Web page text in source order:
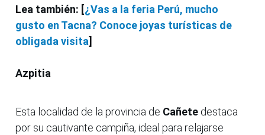
Lea también: [¿Vas a la feria Perú, mucho
gusto en Tacna? Conoce joyas turísticas de
obligada visita]
Azpitia
Esta localidad de la provincia de Cañete destaca
por su cautivante campiña, ideal para relajarse